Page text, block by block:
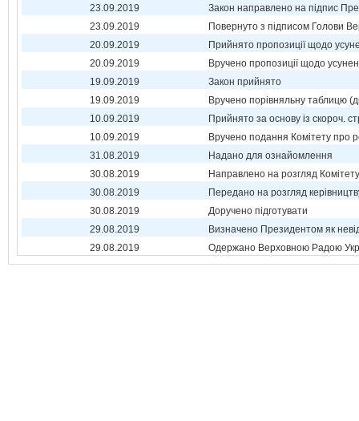
23.09.2019
Закон направлено на підпис
23.09.2019
Повернуто з підписом Голови
20.09.2019
Прийнято пропозиції щодо
20.09.2019
Вручено пропозиції щодо
19.09.2019
Закон прийнято
19.09.2019
Вручено порівняльну таблицю
10.09.2019
Прийнято за основу із скороч.
10.09.2019
Вручено подання Комітету про
31.08.2019
Надано для ознайомлення
30.08.2019
Направлено на розгляд Комітету
30.08.2019
Передано на розгляд
30.08.2019
Доручено підготувати
29.08.2019
Визначено Президентом як
29.08.2019
Одержано Верховною Радою